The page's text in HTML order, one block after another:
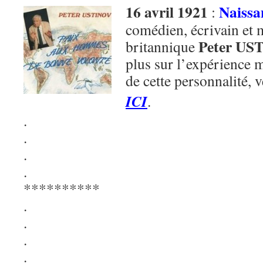
16 avril 1921 :
comédien, écrivain et
britanniquePeter
plus sur l’expérience
de cette personnalité,
ICI.
.
.
.
.
**********
.
.
.
.